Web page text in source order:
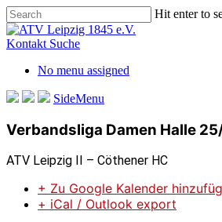
Skip
to
main
Hit enter to
Close
Search
Kontakt Suche
No menu assigned
SideMenu
Verbandsliga Damen Halle
ATV Leipzig II – Cöthener HC
+ Zu Google Kalender
+ iCal / Outlook export